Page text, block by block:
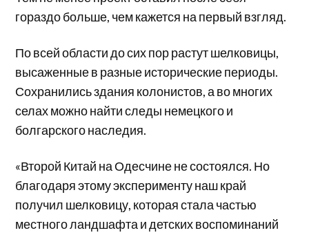
гораздо больше, чем кажется на первый взгляд.
По всей области до сих пор растут шелковицы,
высаженные в разные исторические периоды.
Сохранились здания колонистов, а во многих
селах можно найти следы немецкого и
болгарского наследия.
«Второй Китай на Одесчине не состоялся. Но
благодаря этому эксперименту наш край
получил шелковицу, которая стала частью
местного ландшафта и детских воспоминаний